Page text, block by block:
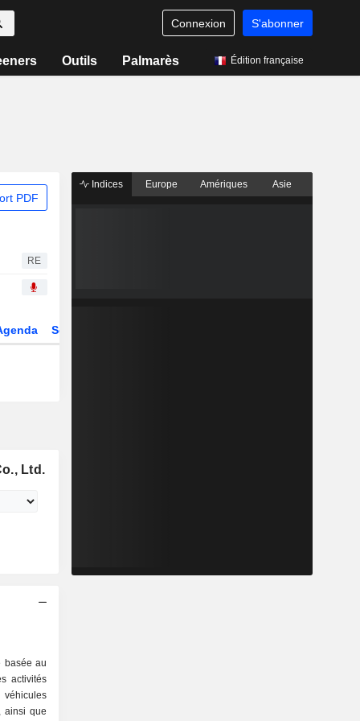
Connexion S'abonner
Outils Palmarès Édition française
PDF
RE
Secteur
Ltd.
basée au
activités
ainsi que
Indices Europe Amériques Asie